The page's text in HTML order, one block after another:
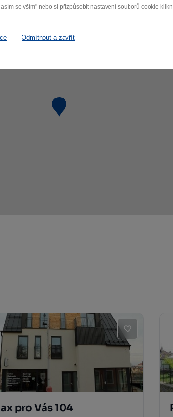
se vším" nebo si přizpůsobit nastavení souborů cookie
Odmítnout a zavřít
pro Vás 104